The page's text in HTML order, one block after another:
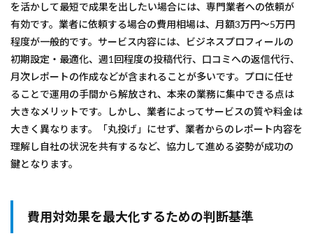
を活かして最短で成果を出したい場合には、専門業者への依頼が
有効です。業者に依頼する場合の費用相場は、月額3万円～5万円
程度が一般的です。サービス内容には、ビジネスプロフィールの
初期設定・最適化、週1回程度の投稿代行、口コミへの返信代行、
月次レポートの作成などが含まれることが多いです。プロに任せ
ることで運用の手間から解放され、本来の業務に集中できる点は
大きなメリットです。しかし、業者によってサービスの質や料金は
大きく異なります。「丸投げ」にせず、業者からのレポート内容を
理解し自社の状況を共有するなど、協力して進める姿勢が成功の
鍵となります。
費用対効果を最大化するための判断基準